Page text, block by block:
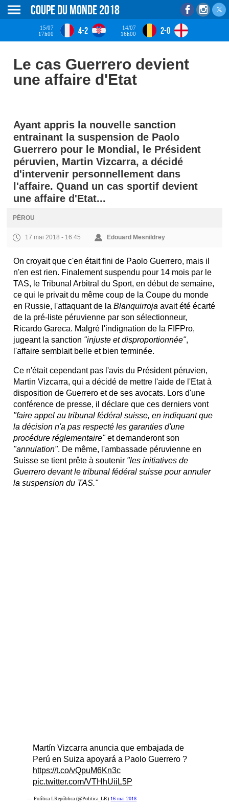
Coupe du monde 2018
15/07
17h00
4-2
14/07
16h00
2-0
Le cas Guerrero devient
une affaire d'Etat
Ayant appris la nouvelle sanction
entrainant la suspension de Paolo
Guerrero pour le Mondial, le Président
péruvien, Martin Vizcarra, a décidé
d'intervenir personnellement dans
l'affaire. Quand un cas sportif devient
une affaire d'Etat...
PÉROU
17 mai 2018 - 16:45 Edouard Mesnildrey
On croyait que c'en était fini de Paolo Guerrero, mais il
n'en est rien. Finalement suspendu pour 14 mois par le
TAS, le Tribunal Arbitral du Sport, en début de semaine,
ce qui le privait du même coup de la Coupe du monde
en Russie, l'attaquant de laBlanquirroja avait été écarté
de la pré-liste péruvienne par son sélectionneur,
Ricardo Gareca. Malgré l'indignation de la FIFPro,
jugeant la sanction "injuste et disproportionnée",
l'affaire semblait belle et bien terminée.
Ce n'était cependant pas l'avis du Président péruvien,
Martin Vizcarra, qui a décidé de mettre l'aide de l'Etat à
disposition de Guerrero et de ses avocats. Lors d'une
conférence de presse, il déclare que ces derniers vont
"faire appel au tribunal fédéral suisse, en indiquant que
la décision n'a pas respecté les garanties d'une
procédure réglementaire"et demanderont son
"annulation". De même, l'ambassade péruvienne en
Suisse se tient prête à soutenir "les initiatives de
Guerrero devant le tribunal fédéral suisse pour annuler
la suspension du TAS."
Martín Vizcarra anuncia que embajada de
Perú en Suiza apoyará a Paolo Guerrero ?
https://t.co/vQpuM6Kn3c
pic.twitter.com/VTHhUiiL5P
— Política LRepública (@Politica_LR) 16 mai 2018